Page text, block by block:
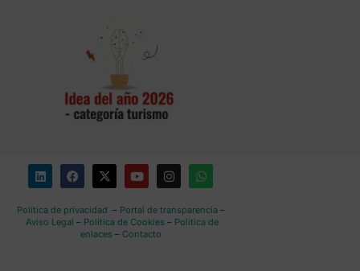
Política de privacidad – Portal de transparencia–
Aviso Legal – Política de Cookies – Política de
enlaces – Contacto